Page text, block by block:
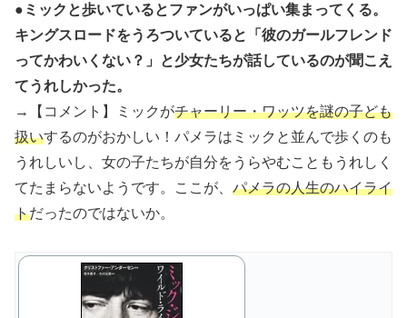
●ミックと歩いているとファンがいっぱい集まってくる。
キングスロードをうろついていると「彼のガールフレンド
ってかわいくない？」と少女たちが話しているのが聞こえ
てうれしかった。
→【コメント】ミックがチャーリー・ワッツを謎の子ども
扱いするのがおかしい！パメラはミックと並んで歩くのも
うれしいし、女の子たちが自分をうらやむこともうれしく
てたまらないようです。ここが、 パメラの人生のハイライ
トだったのではないか。